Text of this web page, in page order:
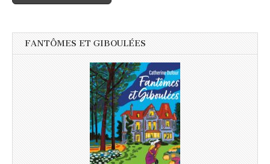
FANTÔMES ET GIBOULÉES